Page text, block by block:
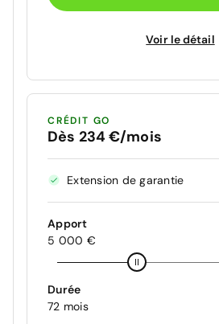
Voir le détail
CRÉDIT GO
Dès 234 €/mois
Extension de garantie
Apport
5 000 €
Durée
72 mois